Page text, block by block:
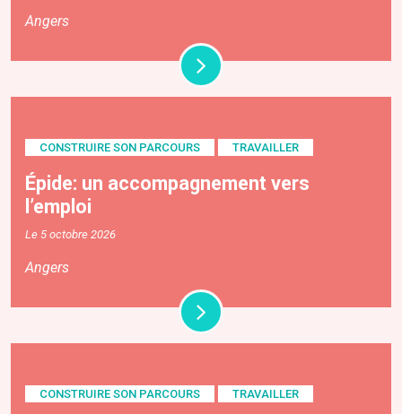
Angers
CONSTRUIRE SON PARCOURS TRAVAILLER
Épide: un accompagnement vers
l’emploi
Le 5 octobre 2026
Angers
CONSTRUIRE SON PARCOURS TRAVAILLER